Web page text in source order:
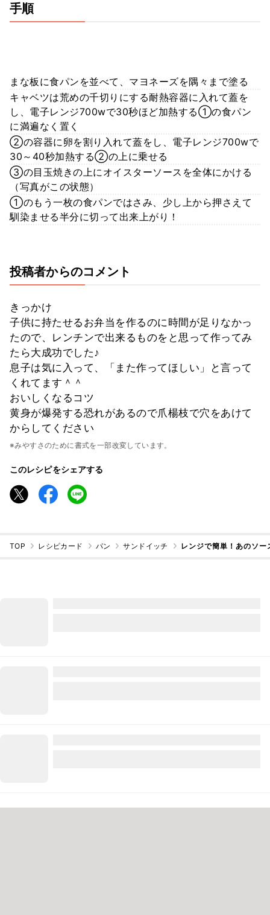
手順
まな板に食パンを並べて、マヨネーズを隅々まで塗る
キャベツは荒めの千切りにする耐熱容器に入れて蓋を
し、電子レンジ700wで30秒ほど加熱する①の食パン
に満遍なく置く
②の容器に卵を割り入れて蓋をし、電子レンジ700wで
30～40秒加熱する②の上に乗せる
③の目玉焼きの上にオイスターソースを全体にかける
（写真がこの状態）
①のもう一枚の食パンではさみ、少し上から押さえて
馴染ませる半分に切って出来上がり！
投稿者からのコメント
きっかけ
子供に持たせるお弁当を作るのに時間が足りなかっ
たので、レンチンで出来るものをと思って作ってみ
たら大成功でした♪
息子は気に入って、「また作ってほしい」と言って
くれてます＾＾
おいしくなるコツ
黄身が爆発する恐れがあるので爪楊枝で穴をあけて
からしてください
※みやすさのために書式を一部改変しています。
このレシピをシェアする
TOP レシピカード パン サンドイッチ レンジで簡単！あのソ